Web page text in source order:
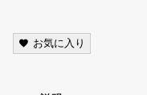
お気に入り